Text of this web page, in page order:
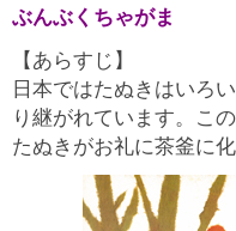
ぶんぶくちゃがま
【あらすじ】
日本ではたぬきはいろ
り継がれています。こ
たぬきがお礼に茶釜に